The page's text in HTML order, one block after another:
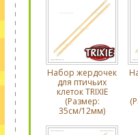
Набор жердочек
для птичьих
клеток TRIXIE
(Размер:
35см/12мм)